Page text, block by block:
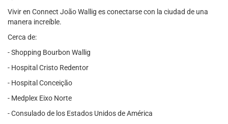
Vivir en Connect João Wallig es conectarse con la ciudad de una
manera increíble.
Cerca de:
- Shopping Bourbon Wallig
- Hospital Cristo Redentor
- Hospital Conceição
- Medplex Eixo Norte
- Consulado de los Estados Unidos de América